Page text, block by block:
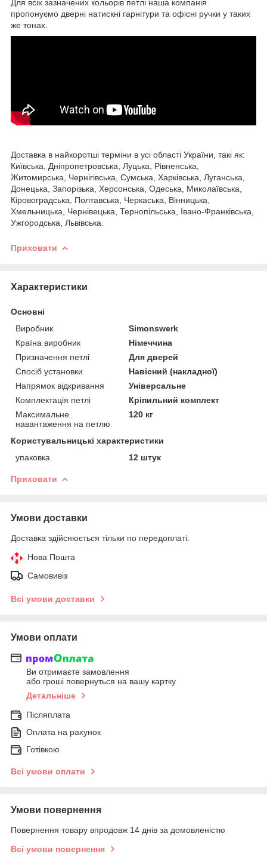
Для всіх зазначених кольорів петлі наша компанія
пропонуємо дверні натискні гарнітури та офісні ручки у таких
же тонах.
Доставка в найкоротші терміни в усі області України, такі як:
Київська, Дніпропетровська, Луцька, Рівненська,
Житомирська, Чернігівська, Сумська, Харківська, Луганська,
Донецька, Запорізька, Херсонська, Одеська, Миколаївська,
Кіровоградська, Полтавська, Черкаська, Вінницька,
Хмельницька, Чернівецька, Тернопільська, Івано-Франківська,
Ужгородська, Львівська.
Приховати
Характеристики
Основні
Виробник
Simonswerk
Країна виробник
Німеччина
Призначення петлі
Для дверей
Спосіб установки
Навісний (накладної)
Напрямок відкривання
Універсальне
Комплектація петлі
Кріпильний комплект
Максимальне
навантаження на петлю
120 кг
Користувальницькі характеристики
упаковка
12 штук
Приховати
Умови доставки
Доставка здійснюється тільки по передоплаті.
Нова Пошта
Самовивіз
Всі умови доставки
Умови оплати
Ви отримаєте замовлення
або гроші повернуться на вашу картку
Детальніше
Післяплата
Оплата на рахунок
Готівкою
Всі умови оплати
Умови повернення
Повернення товару впродовж 14 днів за домовленістю
Всі умови повернення